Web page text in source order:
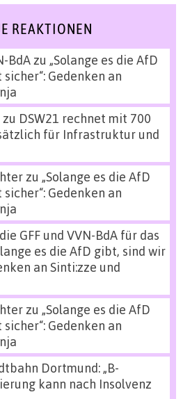
REAKTIONEN
BdAzu „Solange es die AfD
Gedenken an
zu DSW21 rechnet mit 700
für Infrastruktur und
zu „Solange es die AfD
Gedenken an
GFF und VVN-BdA für das
es die AfD gibt, sind wir
an Sinti:zze und
zu „Solange es die AfD
Gedenken an
Dortmund: „B-
kann nach Insolvenz